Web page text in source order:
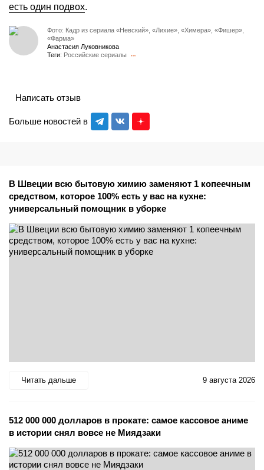
есть один подвох.
Фото: Кадр из сериала «Невский», «Лихие», «Химера», «Фишер»,
«Фарма»
Анастасия Луковникова
Теги: Российские сериалы
Больше новостей в
Написать отзыв
В Швеции всю бытовую химию заменяют 1 копеечным
средством, которое 100% есть у вас на кухне:
универсальный помощник в уборке
Читать дальше 9 августа 2026
512 000 000 долларов в прокате: самое кассовое аниме
в истории снял вовсе не Миядзаки